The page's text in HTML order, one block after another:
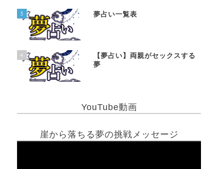
3 夢占い一覧表
4
【夢占い】両親がセックスする
夢
YouTube動画
崖から落ちる夢の挑戦メッセージ